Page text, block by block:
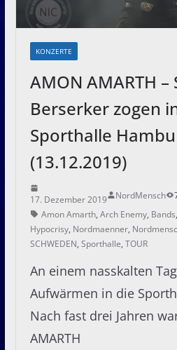
KONZERTE
AMON AMARTH –
Berserker zogen
Sporthalle
(13.12.2019)
17. Dezember 2019 NordMensch
Amon Amarth, Arch Enemy, Bands,
Hypocrisy, Nordmaenner,
SCHWEDEN, Sporthalle, TOUR
An einem nasskalten
Aufwärmen in die
Nach fast drei Jahren
AMARTH